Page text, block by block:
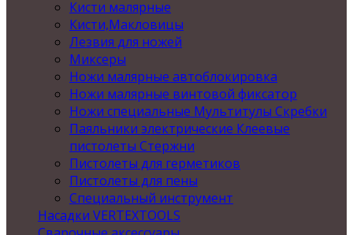
Кисти малярные
Кисти,Макловицы
Лезвия для ножей
Миксеры
Ножи малярные автоблокировка
Ножи малярные винтовой фиксатор
Ножи специальные Мультитулы Скребки
Паяльники электрические Клеевые
пистолеты Стержни
Пистолеты для герметиков
Пистолеты для пены
Специальный инструмент
Насадки VERTEXTOOLS